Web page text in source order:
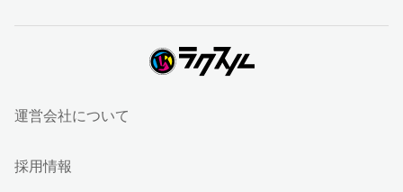
運営会社について
採用情報